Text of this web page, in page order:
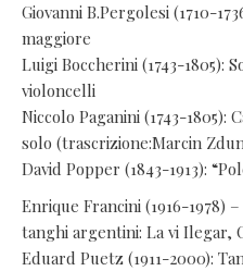
Giovanni B.Pergolesi (1710-
maggiore
Luigi Boccherini (1743-1805):
violoncelli
Niccolo Paganini (1743-
solo (trascrizione:Marcin
David Popper (1843-1913):
Enrique Francini (1916-1978)
tanghi argentini: La vi Ilegar,
Eduard Puetz (1911-2000):